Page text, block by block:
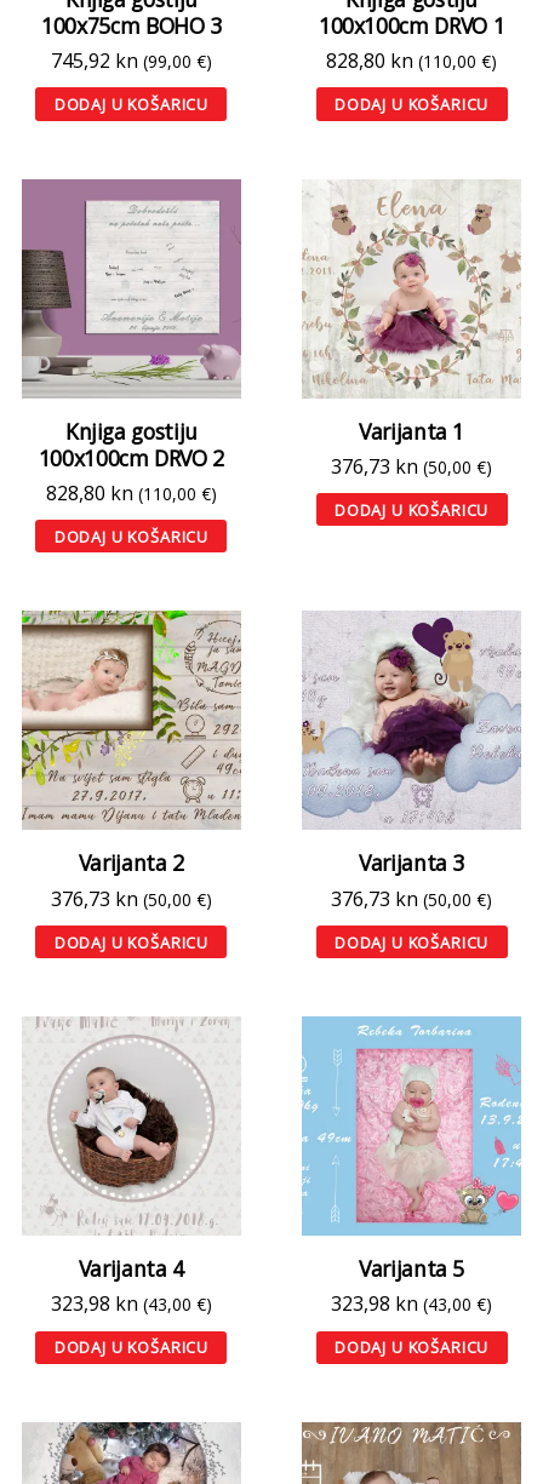
100x75cm BOHO 3
745,92 kn (99,00 €)
DODAJ U KOŠARICU
100x100cm DRVO 1
828,80 kn (110,00 €)
DODAJ U KOŠARICU
Knjiga gostiju
100x100cm DRVO 2
828,80 kn (110,00 €)
DODAJ U KOŠARICU
Varijanta 1
376,73 kn (50,00 €)
DODAJ U KOŠARICU
Varijanta 2
376,73 kn (50,00 €)
DODAJ U KOŠARICU
Varijanta 3
376,73 kn (50,00 €)
DODAJ U KOŠARICU
Varijanta 4
323,98 kn (43,00 €)
DODAJ U KOŠARICU
Varijanta 5
323,98 kn (43,00 €)
DODAJ U KOŠARICU